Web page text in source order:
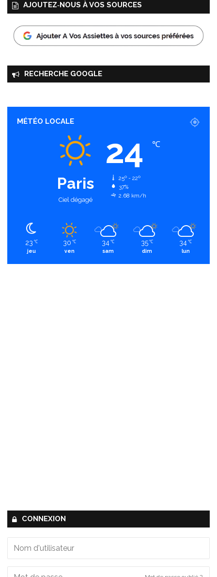
AJOUTEZ‑NOUS À VOS SOURCES
RECHERCHE GOOGLE
MÉTÉO LOCALE
Paris
Ciel dégagé
24 ℃
25º - 22º
37%
2.68 km/h
23 ℃
jeu
30 ℃
ven
34 ℃
sam
35 ℃
dim
34 ℃
lun
CONNEXION